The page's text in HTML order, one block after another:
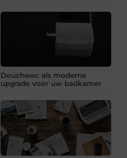
Douchewc als moderne
upgrade voor uw badkamer